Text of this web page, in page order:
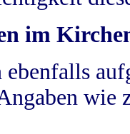
im
wie